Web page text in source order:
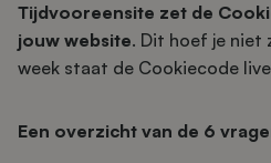
Tijdvooreensite zet de
jouw website. Dit hoef je niet
week staat de Cookiecode
Een overzicht van de 6